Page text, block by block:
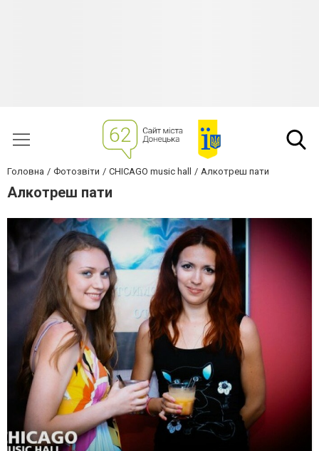
Головна Фотозвіти CHICAGO music hall Алкотреш пати
Алкотреш пати